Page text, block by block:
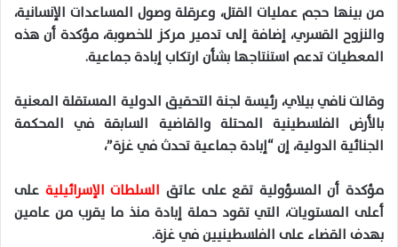
من بينها حجم عمليات القتل، وعرقلة وصول المساعدات الإنسانية،
والنزوح القسري، إضافة إلى تدمير مركز للخصوبة، مؤكدة أن هذه
المعطيات تدعم استنتاجها بشأن ارتكاب إبادة جماعية.
وقالت نافي بيلاي، رئيسة لجنة التحقيق الدولية المستقلة المعنية
بالأرض الفلسطينية المحتلة والقاضية السابقة في المحكمة
الجنائية الدولية، إن “إبادة جماعية تحدث في غزة”،
مؤكدة أن المسؤولية تقع على عاتق السلطات الإسرائيلية على
أعلى المستويات، التي تقود حملة إبادة منذ ما يقرب من عامين
بهدف القضاء على الفلسطينيين في غزة.